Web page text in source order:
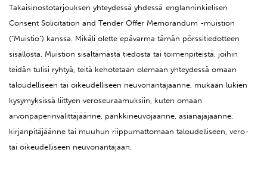
Takaisinostotarjouksen yhteydessä yhdessä englanninkielisen
Consent Solicitation and Tender Offer Memorandum -muistion
(”Muistio”) kanssa. Mikäli olette epävarma tämän pörssitiedotteen
sisällöstä, Muistion sisältämästä tiedosta tai toimenpiteistä, joihin
teidän tulisi ryhtyä, teitä kehotetaan olemaan yhteydessä omaan
taloudelliseen tai oikeudelliseen neuvonantajaanne, mukaan lukien
kysymyksissä liittyen veroseuraamuksiin, kuten omaan
arvonpaperinvälittäjäänne, pankkineuvojaanne, asianajajaanne,
kirjanpitäjäänne tai muuhun riippumattomaan taloudelliseen, vero-
tai oikeudelliseen neuvonantajaan.